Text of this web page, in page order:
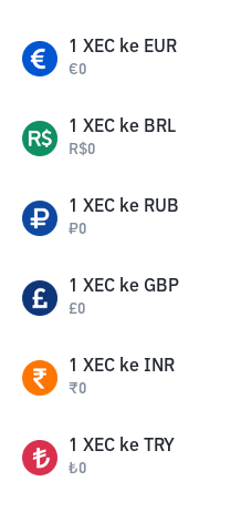
1 XEC ke EUR
€0
1 XEC ke BRL
R$0
1 XEC ke RUB
₽0
1 XEC ke GBP
£0
1 XEC ke INR
₹0
1 XEC ke TRY
₺0